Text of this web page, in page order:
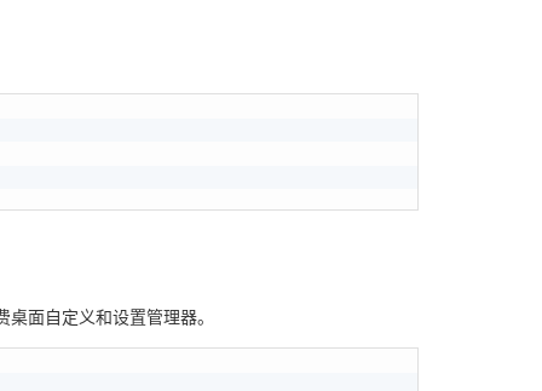
面自定义和设置管理器。